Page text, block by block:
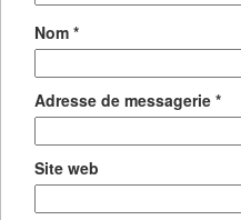
Nom *
Adresse de messagerie *
Site web